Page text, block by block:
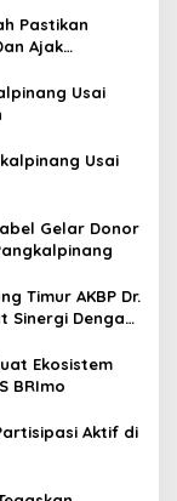
Pastikan
Ajak
Usai
Usai
Gelar Donor
Timur AKBP Dr.
Sinergi Dengan
Ekosistem
BRImo
Aktif di